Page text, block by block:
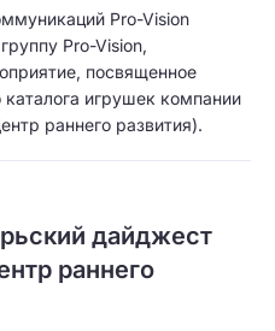
Pro-Vision
Pro-Vision,
посвященное
игрушек компании
раннего развития).
дайджест
раннего